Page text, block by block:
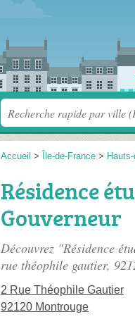
Accueil > Île-de-France >
Résidence
Gouverneur
Découvrez "Résidence
rue théophile gautier,
2 Rue Théophile Gautier
92120 Montrouge